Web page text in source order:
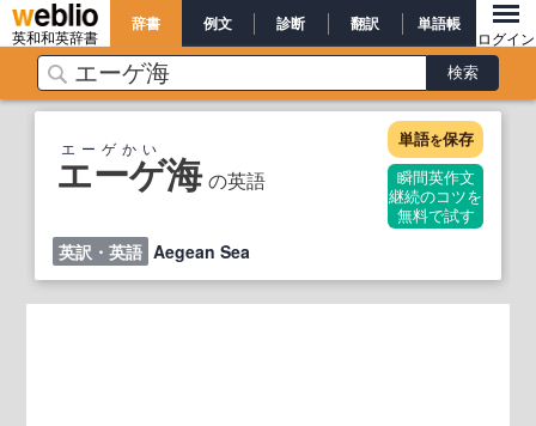
英和和英辞書
辞書 例文 診断 翻訳 単語帳
ログイン
エーゲ海 の英語
エーゲかい 単語を保存
瞬間英作文
継続のコツを
無料で試す
英訳・英語 Aegean Sea